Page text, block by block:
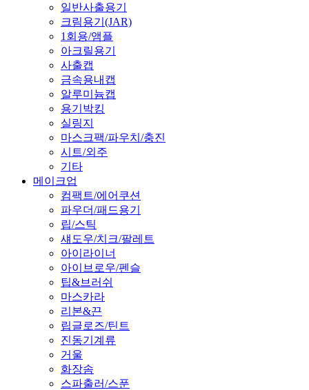
일반사출용기
크림용기(JAR)
1회용/앰플
아크릴용기
사출캡
금속용내캡
알루미늄캡
용기박킹
실링지
마스크팩/파우치/충진
시트/외주
기타
메이크업
컴팩트/에어쿠션
파우더/패드용기
립/스틱
섀도우/치크/팔레트
아이라이너
아이브로우/펜슬
팁&브러쉬
마스카라
리본&끈
립글로즈/틴트
진동기계류
거울
화장솜
스파출러/스푼